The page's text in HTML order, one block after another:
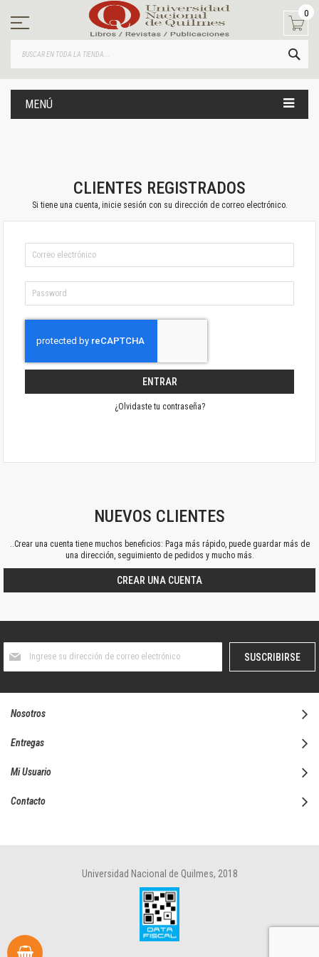
contenido
0
MENÚ
CLIENTES REGISTRADOS
Si tiene una cuenta, inicie sesión con su dirección de correo electrónico.
ENTRAR
¿Olvidaste tu contraseña?
NUEVOS CLIENTES
..Crear una cuenta tiene muchos beneficios: Paga más rápido, puede guardar más de
una dirección, seguimiento de pedidos y mucho más.
CREAR UNA CUENTA
boletín
SUSCRIBIRSE
Nosotros
Entregas
Mi Usuario
Contacto
Universidad Nacional de Quilmes, 2018